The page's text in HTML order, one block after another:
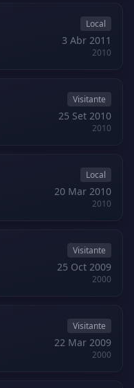
Local
3 Abr 2011
2010
Visitante
25 Set 2010
2010
Local
20 Mar 2010
2010
Visitante
25 Oct 2009
2000
Visitante
22 Mar 2009
2000